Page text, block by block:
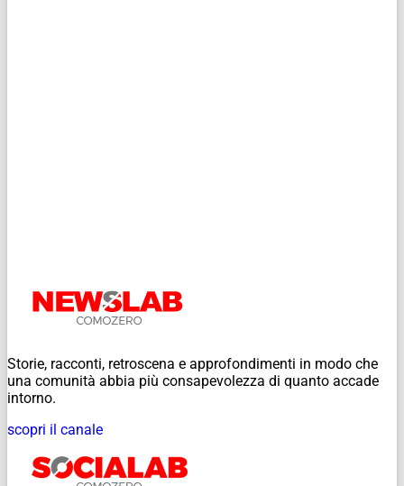
Storie, racconti, retroscena e approfondimenti in modo che
una comunità abbia più consapevolezza di quanto accade
intorno.
scopri il canale